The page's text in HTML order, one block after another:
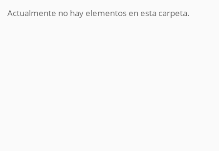
Actualmente no hay elementos en esta carpeta.